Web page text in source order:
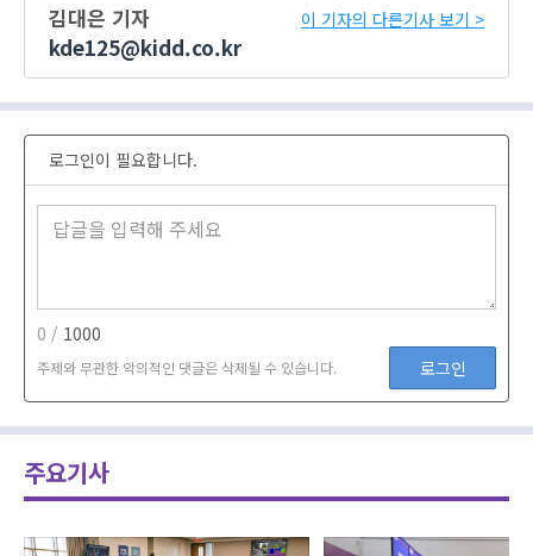
김대은 기자
kde125@kidd.co.kr
이 기자의 다른기사 보기 >
로그인이 필요합니다.
0 / 1000
주제와 무관한 악의적인 댓글은 삭제될 수 있습니다. 로그인
주요기사